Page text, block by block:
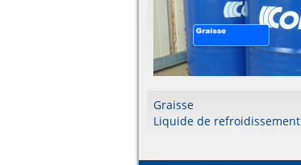
Graisse
Liquide de refroidissement